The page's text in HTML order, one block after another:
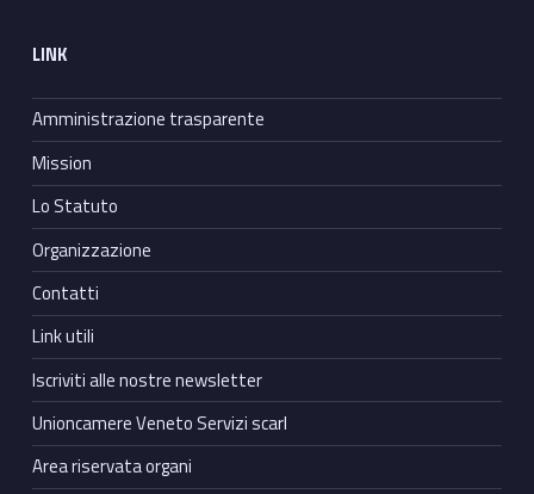
LINK
Amministrazione trasparente
Mission
Lo Statuto
Organizzazione
Contatti
Link utili
Iscriviti alle nostre newsletter
Unioncamere Veneto Servizi scarl
Area riservata organi